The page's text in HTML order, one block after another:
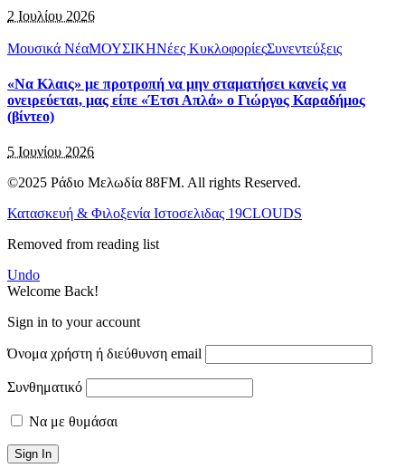
2 Ιουλίου 2026
Μουσικά ΝέαΜΟΥΣΙΚΗΝέες ΚυκλοφορίεςΣυνεντεύξεις
«Να Κλαις» με προτροπή να μην σταματήσει κανείς να
ονειρεύεται, μας είπε «Έτσι Απλά» ο Γιώργος Καραδήμος
(βίντεο)
5 Ιουνίου 2026
©2025 Ράδιο Μελωδία 88FM. All rights Reserved.
Κατασκευή & Φιλοξενία Ιστοσελιδας 19CLOUDS
Removed from reading list
Undo
Welcome Back!
Sign in to your account
Όνομα χρήστη ή διεύθυνση email
Συνθηματικό
Να με θυμάσαι